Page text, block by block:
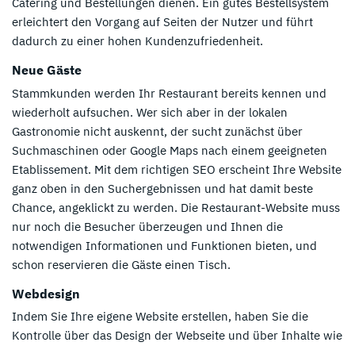
erleichtert den Vorgang auf Seiten der Nutzer und führt
dadurch zu einer hohen Kundenzufriedenheit.
Neue Gäste
Stammkunden werden Ihr Restaurant bereits kennen und
wiederholt aufsuchen. Wer sich aber in der lokalen
Gastronomie nicht auskennt, der sucht zunächst über
Suchmaschinen oder Google Maps nach einem geeigneten
Etablissement. Mit dem richtigen SEO erscheint Ihre Website
ganz oben in den Suchergebnissen und hat damit beste
Chance, angeklickt zu werden. Die Restaurant-Website muss
nur noch die Besucher überzeugen und Ihnen die
notwendigen Informationen und Funktionen bieten, und
schon reservieren die Gäste einen Tisch.
Webdesign
Indem Sie Ihre eigene Website erstellen, haben Sie die
Kontrolle über das Design der Webseite und über Inhalte wie